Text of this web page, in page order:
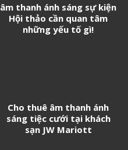
âm thanh ánh sáng sự kiện
Hội thảo cần quan tâm
những yếu tố gì!
Cho thuê âm thanh ánh
sáng tiệc cưới tại khách
sạn JW Mariott